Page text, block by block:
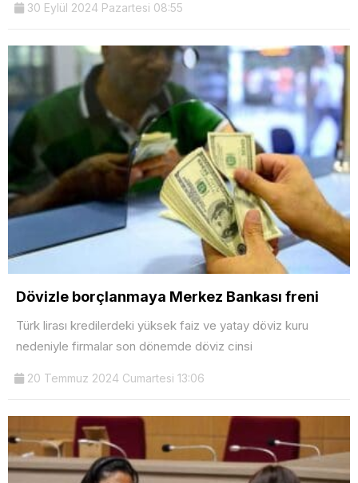
30 Eylül 2024 Pazartesi 08:55
Dövizle borçlanmaya Merkez Bankası freni
Türk lirası kredilerdeki yüksek faiz ve yatay döviz kuru
nedeniyle firmalar son dönemde döviz cinsi
20 Temmuz 2024 Cumartesi 13:06